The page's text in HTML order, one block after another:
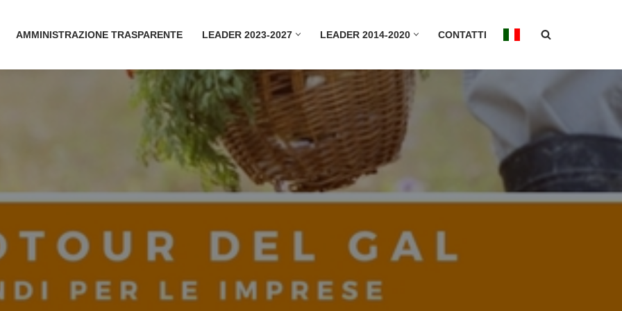
AMMINISTRAZIONE TRASPARENTE LEADER 2023-2027 LEADER 2014-2020 CONTATTI